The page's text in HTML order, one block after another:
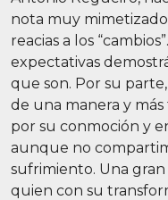
nota muy
reacias a los
expectativas
que son. Por su
de una manera y
por su conmoción y
aunque no
sufrimiento. Una
quien con su